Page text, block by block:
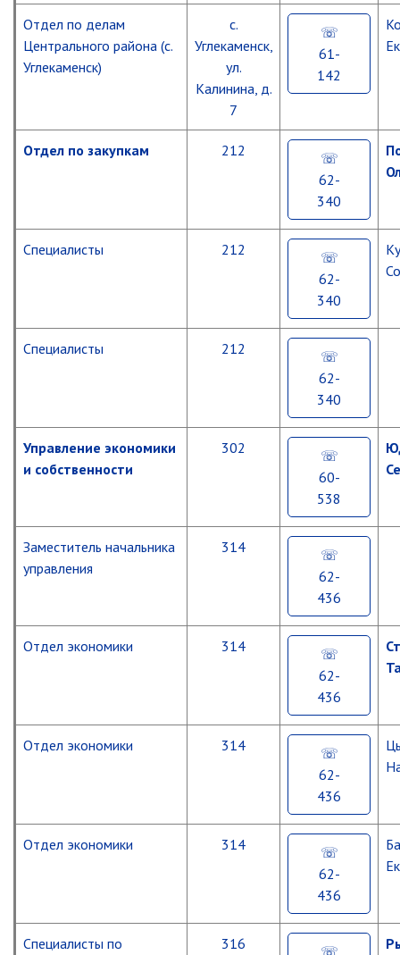
Отдел по делам
Центрального района (с.
Углекаменск)
с.
Углекаменск,
ул.
Калинина, д.
7
61-
142
Отдел по закупкам
212
62-
340
Специалисты
212
62-
340
Специалисты
212
62-
340
Управление экономики
и собственности
302
60-
538
Заместитель начальника
управления
314
62-
436
Отдел экономики
314
62-
436
Отдел экономики
314
62-
436
Отдел экономики
314
62-
436
Специалисты по
316